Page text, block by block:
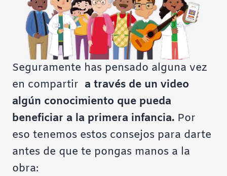
Seguramente has pensado alguna vez
en compartir a través de un video
algún conocimiento que pueda
beneficiar a la primera infancia. Por
eso tenemos estos consejos para darte
antes de que te pongas manos a la
obra: